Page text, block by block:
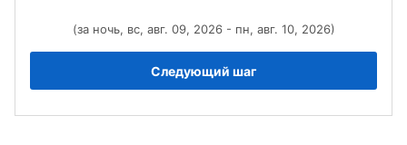
(за ночь, вс, авг. 09, 2026 - пн, авг. 10, 2026)
Следующий шаг